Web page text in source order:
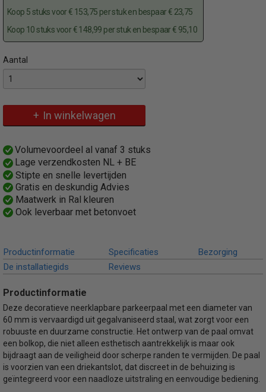
Koop 5 stuks voor € 153,75 per stuk en bespaar € 23,75
Koop 10 stuks voor € 148,99 per stuk en bespaar € 95,10
Aantal
In winkelwagen
Specificaties
465FUB-1
EAN code
Productcode leverancier
465FUB
Bruto gewicht
7,00 Kg
Omschrijving
Volumevoordeel al vanaf 3 stuks
Lage verzendkosten NL + BE
Stipte en snelle levertijden
Gratis en deskundig Advies
Maatwerk in Ral kleuren
Ook leverbaar met betonvoet
Productinformatie Specificaties
Bezorging
De installatiegids
Reviews
Productinformatie
Deze decoratieve neerklapbare parkeerpaal met een diameter van
60 mm is vervaardigd uit gegalvaniseerd staal, wat zorgt voor een
robuuste en duurzame constructie. Het ontwerp van de paal omvat
een bolkop, die niet alleen esthetisch aantrekkelijk is maar ook
bijdraagt aan de veiligheid door scherpe randen te vermijden. De paal
is voorzien van een driekantslot, dat discreet in de behuizing is
geïntegreerd voor een naadloze uitstraling en eenvoudige bediening.